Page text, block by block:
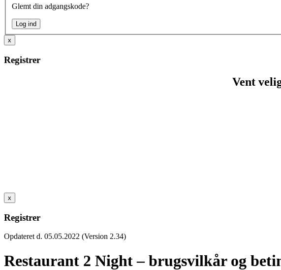
Glemt din adgangskode?
x
Registrer
Vent
x
Registrer
Opdateret d. 05.05.2022 (Version 2.34)
Restaurant 2 Night – brugsvilkår og